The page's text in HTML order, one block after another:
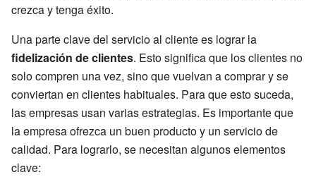
crezca y tenga éxito.
Una parte clave del servicio al cliente es lograr la
fidelización de clientes. Esto significa que los clientes no
solo compren una vez, sino que vuelvan a comprar y se
conviertan en clientes habituales. Para que esto suceda,
las empresas usan varias estrategias. Es importante que
la empresa ofrezca un buen producto y un servicio de
calidad. Para lograrlo, se necesitan algunos elementos
clave: